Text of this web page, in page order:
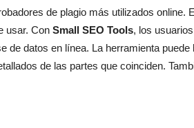
de plagio más utilizados online.
usar. Con Small SEO Tools, los
de datos en línea. La herramienta
de las partes que coinciden.